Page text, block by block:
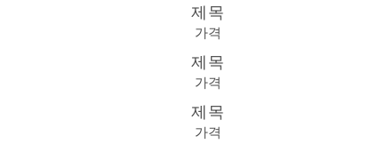
제목
가격
제목
가격
제목
가격